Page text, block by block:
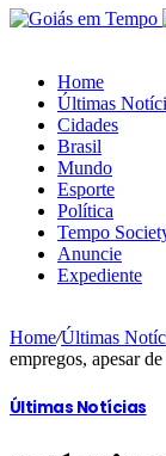
Home
Últimas
Cidades
Brasil
Mundo
Esporte
Política
Tempo
Anuncie
Expediente
Home/Últimas
empregos, apesar
Últimas Notícias